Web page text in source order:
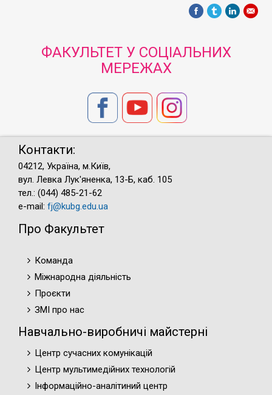
ФАКУЛЬТЕТ У СОЦІАЛЬНИХ
МЕРЕЖАХ
Контакти:
04212, Україна, м.Київ,
вул. Левка Лук'яненка, 13-Б, каб. 105
тел.: (044) 485-21-62
e-mail: fj@kubg.edu.ua
Про Факультет
Команда
Міжнародна діяльність
Проєкти
ЗМІ про нас
Навчально-виробничі майстерні
Центр сучасних комунікацій
Центр мультимедійних технологій
Інформаційно-аналітиний центр